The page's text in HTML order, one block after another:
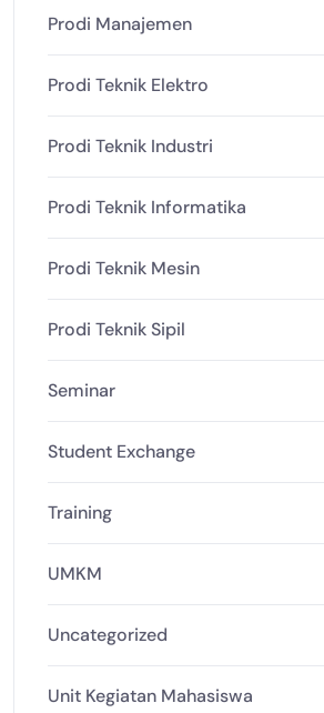
Prodi Manajemen
Prodi Teknik Elektro
Prodi Teknik Industri
Prodi Teknik Informatika
Prodi Teknik Mesin
Prodi Teknik Sipil
Seminar
Student Exchange
Training
UMKM
Uncategorized
Unit Kegiatan Mahasiswa